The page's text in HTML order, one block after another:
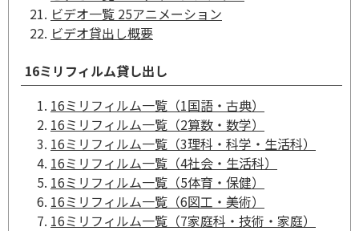
ビデオ一覧 25アニメーション
ビデオ貸出し概要
16ミリフィルム貸し出し
16ミリフィルム一覧（1国語・古典）
16ミリフィルム一覧（2算数・数学）
16ミリフィルム一覧（3理科・科学・生活科）
16ミリフィルム一覧（4社会・生活科）
16ミリフィルム一覧（5体育・保健）
16ミリフィルム一覧（6図工・美術）
16ミリフィルム一覧（7家庭科・技術・家庭）